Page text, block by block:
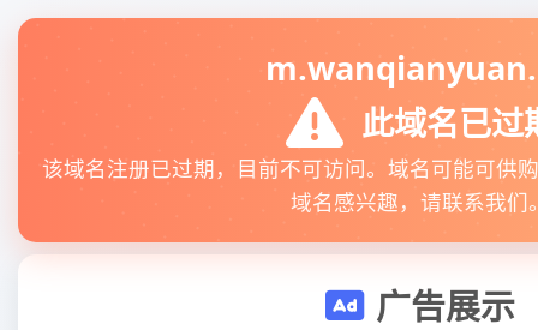
此域名已过
该域名注册已过期，目前不可访问。域名可能可供
域名感兴趣，请联系我们
广告展示